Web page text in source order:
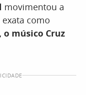
movimentou a
exata como
músico Cruz